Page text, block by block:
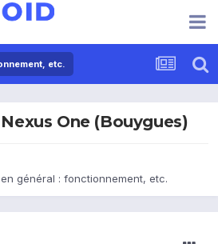
etc.
One (Bouygues)
général : fonctionnement, etc.